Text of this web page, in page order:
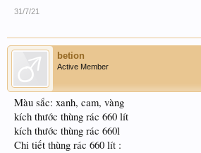
31/7/21
betion
Active Member
Màu sắc: xanh, cam, vàng
kích thước thùng rác 660 lít
kích thước thùng rác 660l
Chi tiết thùng rác 660 lít :